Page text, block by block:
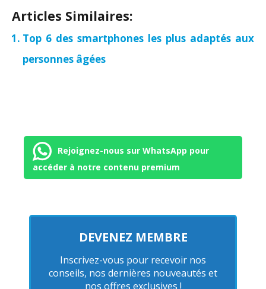
Articles Similaires:
Top 6 des smartphones les plus adaptés aux
personnes âgées
Rejoignez-nous sur WhatsApp pour
accéder à notre contenu premium
DEVENEZ MEMBRE
Inscrivez-vous pour recevoir nos
conseils, nos dernières nouveautés et
nos offres exclusives !